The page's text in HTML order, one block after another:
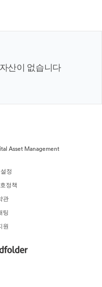
산이 없습니다
Asset Management
정
정책
관
팅
원